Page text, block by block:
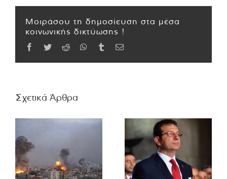
Μοιράσου τη δημοσίευση στα μέσα
κοινωνικής δικτύωσης !
Facebook
TwitterReddit WhatsApp
TumblrEmail
Σχετικά Άρθρα